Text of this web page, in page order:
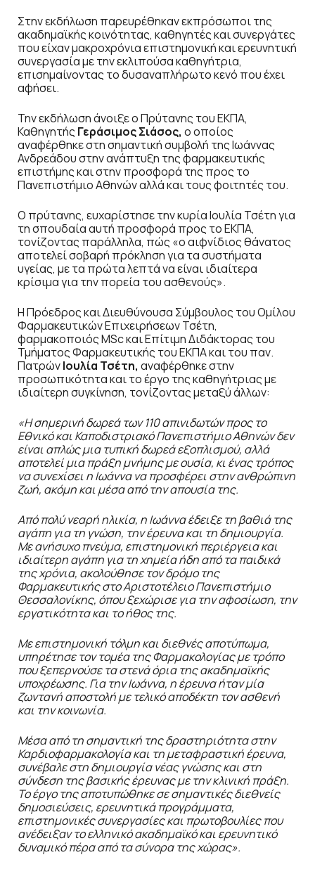
Στην εκδήλωση παρευρέθηκαν εκπρόσωποι της
ακαδημαϊκής κοινότητας, καθηγητές και συνεργάτες
που είχαν μακροχρόνια επιστημονική και ερευνητική
συνεργασία με την εκλιπούσα καθηγήτρια,
επισημαίνοντας το δυσαναπλήρωτο κενό που έχει
αφήσει.
Την εκδήλωση άνοιξε ο Πρύτανης του ΕΚΠΑ,
Καθηγητής Γεράσιμος Σιάσος, ο οποίος
αναφέρθηκε στη σημαντική συμβολή της Ιωάννας
Ανδρεάδου στην ανάπτυξη της φαρμακευτικής
επιστήμης και στην προσφορά της προς το
Πανεπιστήμιο Αθηνών αλλά και τους φοιτητές του.
Ο πρύτανης, ευχαρίστησε την κυρία Ιουλία Τσέτη για
τη σπουδαία αυτή προσφορά προς το ΕΚΠΑ,
τονίζοντας παράλληλα, πώς «ο αιφνίδιος θάνατος
αποτελεί σοβαρή πρόκληση για τα συστήματα
υγείας, με τα πρώτα λεπτά να είναι ιδιαίτερα
κρίσιμα για την πορεία του ασθενούς».
Η Πρόεδρος και Διευθύνουσα Σύμβουλος του Ομίλου
Φαρμακευτικών Επιχειρήσεων Τσέτη,
φαρμακοποιός MSc και Επίτιμη Διδάκτορας του
Τμήματος Φαρμακευτικής του ΕΚΠΑ και του παν.
ΠατρώνΙουλία Τσέτη, αναφέρθηκε στην
προσωπικότητα και το έργο της καθηγήτριας με
ιδιαίτερη συγκίνηση, τονίζοντας μεταξύ άλλων:
«Η σημερινή δωρεά των 110 απινιδωτών προς το
Εθνικό και Καποδιστριακό Πανεπιστήμιο Αθηνών δεν
είναι απλώς μια τυπική δωρεά εξοπλισμού, αλλά
αποτελεί μια πράξη μνήμης με ουσία, κι ένας τρόπος
να συνεχίσει η Ιωάννα να προσφέρει στην ανθρώπινη
ζωή, ακόμη και μέσα από την απουσία της.
Από πολύ νεαρή ηλικία, η Ιωάννα έδειξε τη βαθιά της
αγάπη για τη γνώση, την έρευνα και τη δημιουργία.
Με ανήσυχο πνεύμα, επιστημονική περιέργεια και
ιδιαίτερη αγάπη για τη χημεία ήδη από τα παιδικά
της χρόνια, ακολούθησε τον δρόμο της
Φαρμακευτικής στο Αριστοτέλειο Πανεπιστήμιο
Θεσσαλονίκης, όπου ξεχώρισε για την αφοσίωση, την
εργατικότητα και το ήθος της.
Με επιστημονική τόλμη και διεθνές αποτύπωμα,
υπηρέτησε τον τομέα της Φαρμακολογίας με τρόπο
που ξεπερνούσε τα στενά όρια της ακαδημαϊκής
υποχρέωσης. Για την Ιωάννα, η έρευνα ήταν μία
ζωντανή αποστολή με τελικό αποδέκτη τον ασθενή
και την κοινωνία.
Μέσα από τη σημαντική της δραστηριότητα στην
Καρδιοφαρμακολογία και τη μεταφραστική έρευνα,
συνέβαλε στη δημιουργία νέας γνώσης και στη
σύνδεση της βασικής έρευνας με την κλινική πράξη.
Το έργο της αποτυπώθηκε σε σημαντικές διεθνείς
δημοσιεύσεις, ερευνητικά προγράμματα,
επιστημονικές συνεργασίες και πρωτοβουλίες που
ανέδειξαν το ελληνικό ακαδημαϊκό και ερευνητικό
δυναμικό πέρα από τα σύνορα της χώρας».